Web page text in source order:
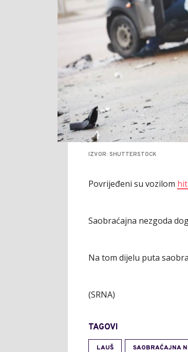
IZVOR: SHUTTERSTOCK
Povrijeđeni su vozilom
Saobraćajna nezgoda
Na tom dijelu puta
(SRNA)
TAGOVI
LAUŠ SAOBRAĆAJNA